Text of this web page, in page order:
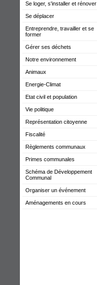
Se loger, s'installer et rénover
Se déplacer
Entreprendre, travailler et se
former
Gérer ses déchets
Notre environnement
Animaux
Energie-Climat
Etat civil et population
Vie politique
Représentation citoyenne
Fiscalité
Règlements communaux
Primes communales
Schéma de Développement
Communal
Organiser un événement
Aménagements en cours